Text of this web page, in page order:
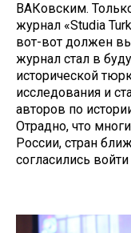
ВАКовским.
журнал «Studia
вот-вот должен
журнал стал в
исторической
исследования и
авторов по
Отрадно, что
России, стран
согласились